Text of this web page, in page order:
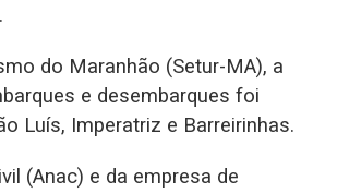
do Maranhão (Setur-MA), a
e desembarques foi
Luís, Imperatriz e Barreirinhas.
(Anac) e da empresa de